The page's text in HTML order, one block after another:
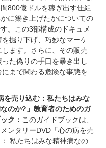
800億ドルを稼ぎ出す仕組
に築き上げたかについての
。この3部構成のドキュメ
掘り下げ、巧妙なマーケ
ます。さらに、その販売
た偽りの手口を暴き出し
まで関わる危険な事態を
を売り込む：私たちはみな
のか?」教育者のためのガ
ク： このガイドブックは、
メンタリーDVD「心の病を売
： 私たちはみな精神病なの